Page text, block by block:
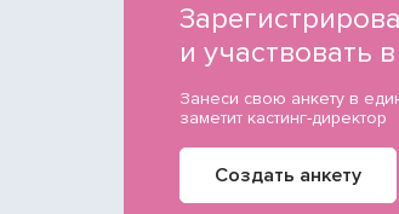
и участвовать
Занеси свою анкету в
заметит кастинг-директор
Создать анкету